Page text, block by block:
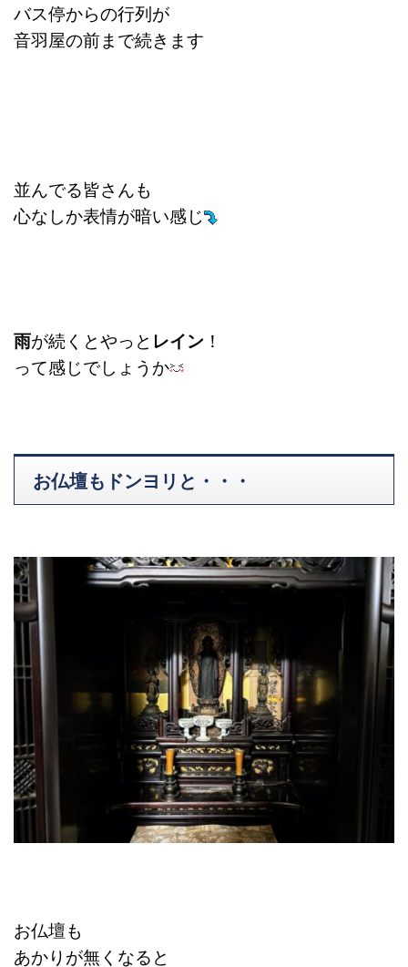
バス停からの行列が
音羽屋の前まで続きます
並んでる皆さんも
心なしか表情が暗い感じ
雨が続くとやっと レイン ！
って感じでしょうか
お仏壇もドンヨリと・・・
お仏壇も
あかりが無くなると